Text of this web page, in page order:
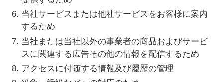
当社サービスまたは他社サービスをお客様に案内
するため
当社または当社以外の事業者の商品およびサービ
スに関連する広告その他の情報を配信するため
アクセスに付随する情報及び履歴の管理